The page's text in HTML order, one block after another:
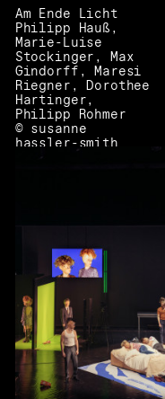
Am Ende Licht
Philipp Hauß,
Marie-Luise
Stockinger, Max
Gindorff, Maresi
Riegner, Dorothee
Hartinger,
Philipp Rohmer
© susanne
hassler-smith